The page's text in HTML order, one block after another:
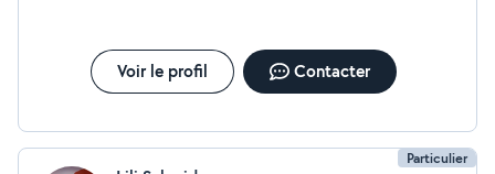
Voir le profil Contacter
Particulier